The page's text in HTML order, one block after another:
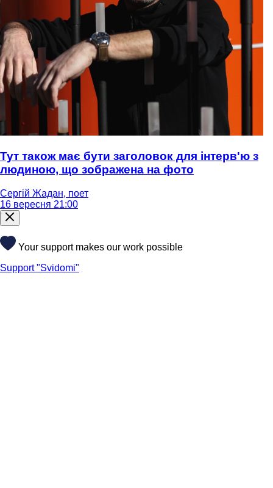
Тут також має бути заголовок для інтерв'ю з
людиною, що зображена на фото
Сергій Жадан, поет
16 вересня 21:00
Your support makes our work possible
Support "Svidomi"